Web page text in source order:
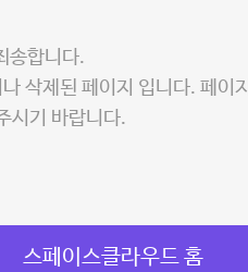
송합니다.
삭제된 페이지 입니다. 페이지
시기 바랍니다.
스페이스클라우드 홈